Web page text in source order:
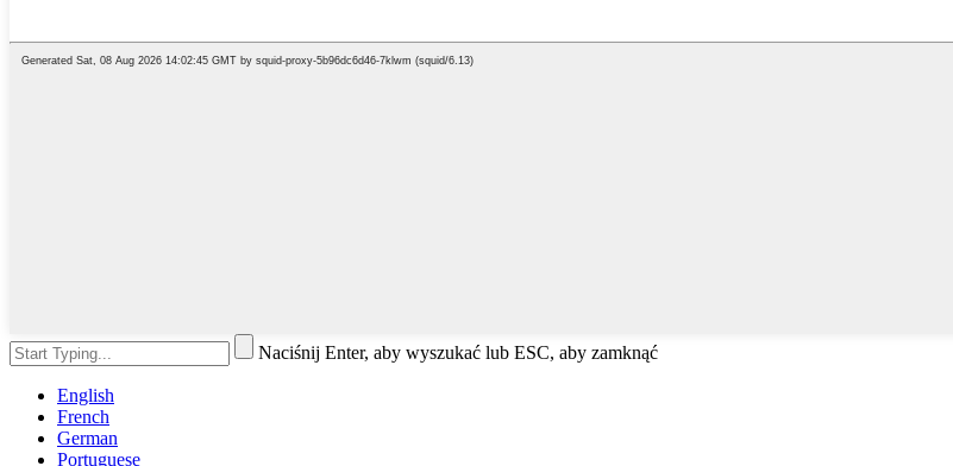
Naciśnij Enter, aby wyszukać lub ESC, aby zamknąć
English
French
German
Portuguese